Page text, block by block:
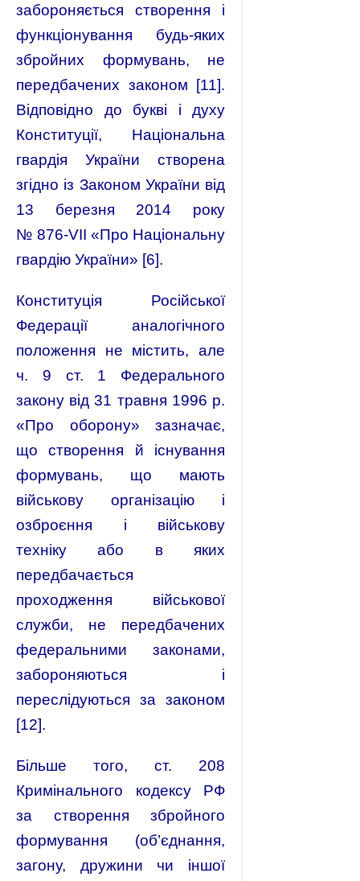
забороняється створення і
функціонування будь-яких
збройних формувань, не
передбачених законом [11].
Відповідно до букві і духу
Конституції, Національна
гвардія України створена
згідно із Законом України від
13 березня 2014 року
№ 876‑VII «Про Національну
гвардію України» [6].
Конституція Російської
Федерації аналогічного
положення не містить, але
ч. 9 ст. 1 Федерального
закону від 31 травня 1996 р.
«Про оборону» зазначає,
що створення й існування
формувань, що мають
військову організацію і
озброєння і військову
техніку або в яких
передбачається
проходження військової
служби, не передбачених
федеральними законами,
забороняються і
переслідуються за законом
[12].
Більше того, ст. 208
Кримінального кодексу РФ
за створення збройного
формування (об’єднання,
загону, дружини чи іншої